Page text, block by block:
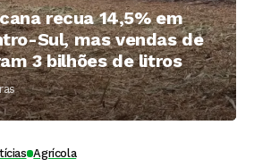
recua 14,5% em
Sul, mas vendas de
3 bilhões de litros
Agrícola